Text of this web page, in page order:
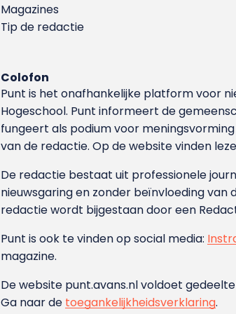
Magazines
Tip de redactie
Colofon
Punt is het onafhankelijke platform voor
Hoge­school. Punt informeert de
fungeert als podium voor
van de redactie. Op de website vinden
De redactie bestaat uit professionele
nieuwsgaring en zonder beïnvloeding
redactie wordt bijgestaan door een
Punt is ook te vinden op social media:
magazine.
De website punt.avans.nl voldoet
Ga naar de toegankelijkheidsverklaring.